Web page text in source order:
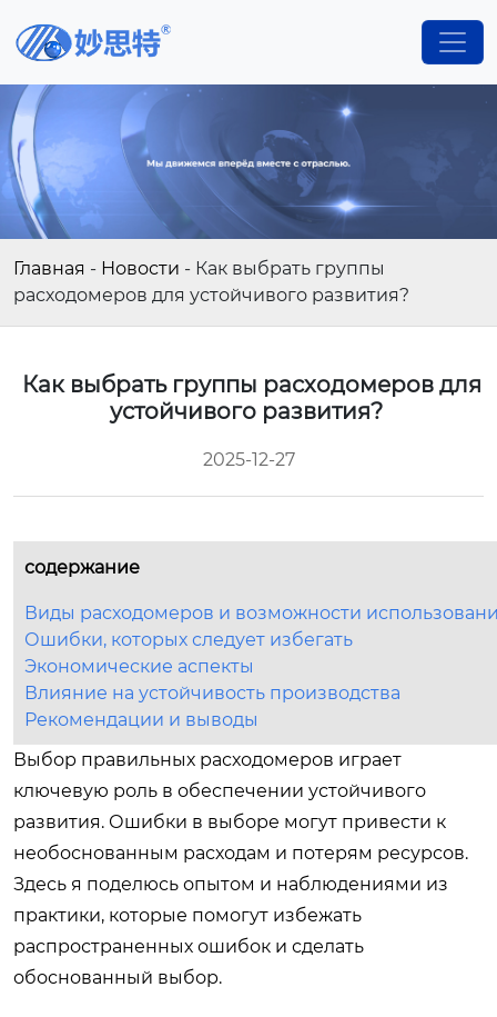
Главная - Новости - Как выбрать группы
расходомеров для устойчивого развития?
Как выбрать группы расходомеров для
устойчивого развития?
2025-12-27
содержание
Виды расходомеров и возможности
Ошибки, которых следует избегать
Экономические аспекты
Влияние на устойчивость производства
Рекомендации и выводы
Выбор правильных расходомеров играет
ключевую роль в обеспечении устойчивого
развития. Ошибки в выборе могут привести к
необоснованным расходам и потерям ресурсов.
Здесь я поделюсь опытом и наблюдениями из
практики, которые помогут избежать
распространенных ошибок и сделать
обоснованный выбор.